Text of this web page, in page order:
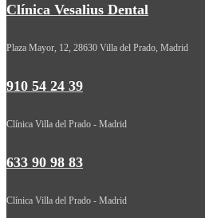
Clínica Vesalius Dental
Plaza Mayor, 12, 28630 Villa del Prado, Madrid
910 54 24 39
Clínica Villa del Prado - Madrid
633 90 98 83
Clínica Villa del Prado - Madrid